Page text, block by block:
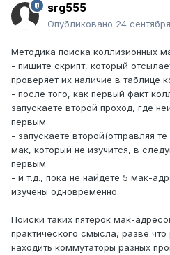
srg555
Опубликовано 24
Методика поиска коллизионных
- пишите скрипт, который
проверяет их наличие в таблице
- после того, как первый факт
запускаете второй проход, где
первым
- запускаете второй(отправляя
мак, который не изучится, в
первым
- и т.д., пока не найдёте 5 мак-
изучены одновременно.
Поиски таких пятёрок мак-
практического смысла, разве
находить коммутаторы разных